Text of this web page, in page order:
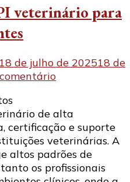
veterinário para
18 de julho de 202518 de
em
em
EPI
veterinário
para
profissionais
de alta
certificação e suporte
veterinárias. A
altos padrões de
os profissionais